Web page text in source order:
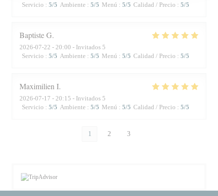
Servicio : 5/5 Ambiente : 5/5 Menú : 5/5 Calidad / Precio : 5/5
BaptisteG
2026-07-22 - 20:00 - Invitados 5
Servicio : 5/5 Ambiente : 5/5 Menú : 5/5 Calidad / Precio : 5/5
Maximilien I
2026-07-17 - 20:15 - Invitados 5
Servicio : 5/5 Ambiente : 5/5 Menú : 5/5 Calidad / Precio : 5/5
1 2 3